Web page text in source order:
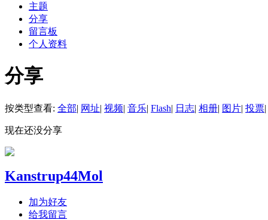
主题
分享
留言板
个人资料
分享
按类型查看: 全部| 网址| 视频| 音乐| Flash| 日志| 相册| 图片| 投票|
现在还没分享
Kanstrup44Mol
加为好友
给我留言